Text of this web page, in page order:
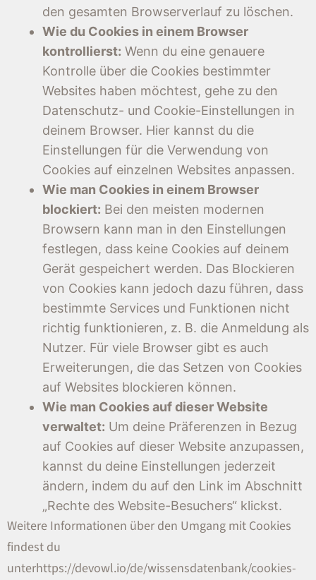
den gesamten Browserverlauf zu löschen.
Wie du Cookies in einem Browser
kontrollierst: Wenn du eine genauere
Kontrolle über die Cookies bestimmter
Websites haben möchtest, gehe zu den
Datenschutz- und Cookie-Einstellungen in
deinem Browser. Hier kannst du die
Einstellungen für die Verwendung von
Cookies auf einzelnen Websites anpassen.
Wie man Cookies in einem Browser
blockiert: Bei den meisten modernen
Browsern kann man in den Einstellungen
festlegen, dass keine Cookies auf deinem
Gerät gespeichert werden. Das Blockieren
von Cookies kann jedoch dazu führen, dass
bestimmte Services und Funktionen nicht
richtig funktionieren, z. B. die Anmeldung als
Nutzer. Für viele Browser gibt es auch
Erweiterungen, die das Setzen von Cookies
auf Websites blockieren können.
Wie man Cookies auf dieser Website
verwaltet: Um deine Präferenzen in Bezug
auf Cookies auf dieser Website anzupassen,
kannst du deine Einstellungen jederzeit
ändern, indem du auf den Link im Abschnitt
„Rechte des Website-Besuchers“ klickst.
Weitere Informationen über den Umgang mit Cookies
findest du
unterhttps://devowl.io/de/wissensdatenbank/cookies-